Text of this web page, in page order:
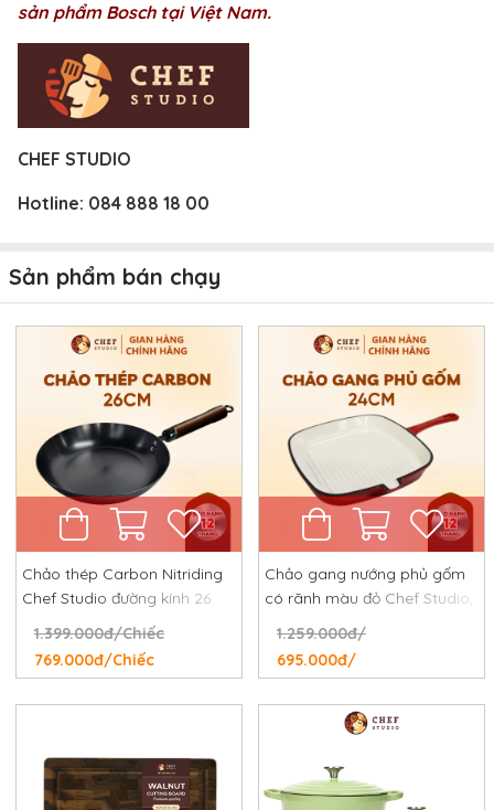
sản phẩm Bosch tại Việt Nam.
CHEF STUDIO
Hotline: 084 888 18 00
Sản phẩm bán chạy
Chảo thép Carbon Nitriding
Chef Studio đường kính 26
cm, chống dính tự nhiên,
chống rỉ, chống xước
1.399.000đ/Chiếc
769.000đ/Chiếc
Chảo gang nướng phủ gốm
có rãnh màu đỏ Chef Studio,
đường kính 24 cm
1.259.000đ/
695.000đ/